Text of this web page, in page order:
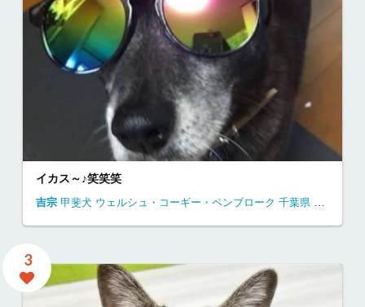
イカス～♪笑笑笑
吉宗 甲斐犬 ウェルシュ・コーギー・ペンブローク 千葉県
3